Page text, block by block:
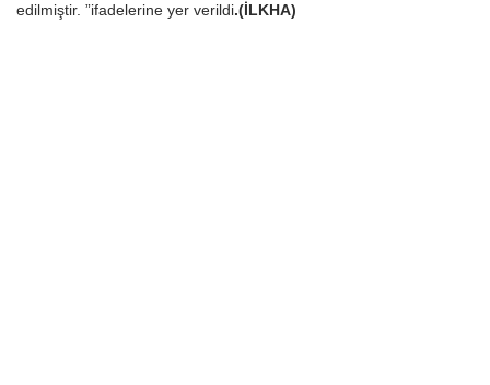
edilmiştir. ”ifadelerine yer verildi.(İLKHA)